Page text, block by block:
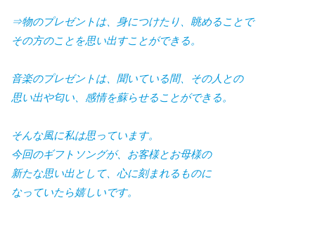
⇒物のプレゼントは、身につけたり、眺めることで
その方のことを思い出すことができる。
音楽のプレゼントは、聞いている間、その人との
思い出や匂い、感情を蘇らせることができる。
そんな風に私は思っています。
今回のギフトソングが、お客様とお母様の
新たな思い出として、心に刻まれるものに
なっていたら嬉しいです。